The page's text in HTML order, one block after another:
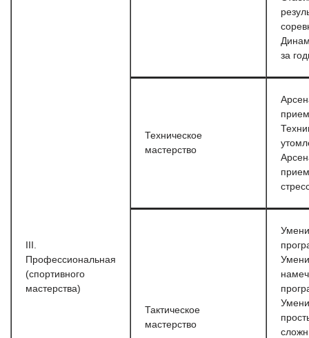
III.
Профессиональная
(спортивного
мастерства)
за
Техническое
мастерство
Тактическое
мастерство